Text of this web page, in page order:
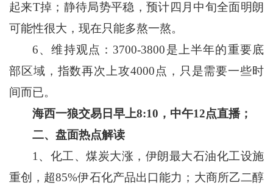
起来T掉；静待局势平稳，预计四月中旬全面明朗
可能性很大，现在只能多熬一熬。
6、维持观点：3700-3800是上半年的重要底
部区域，指数再次上攻4000点，只是需要一些时
间而已。
海西一狼交易日早上8:10 ，中午12点直播；
二、盘面热点解读
1、化工、煤炭大涨，伊朗最大石油化工设施
重创，超85%伊石化产品出口能力；大商所乙二醇